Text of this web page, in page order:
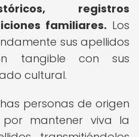
registros
familiares. Los
sus apellidos
tangible con sus
cultural.
personas de origen
mantener viva la